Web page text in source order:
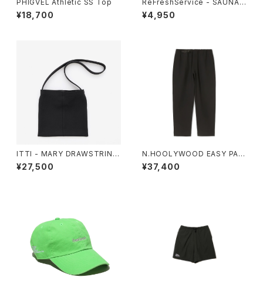
PHIGVEL Athletic SS Top
¥18,700
ReFreshService - SAUNA
KNAPSACK
¥4,950
ITTI - MARY DRAWSTRING
S POUCH - PM
¥27,500
N.HOOLYWOOD EASY PAN
TS
¥37,400